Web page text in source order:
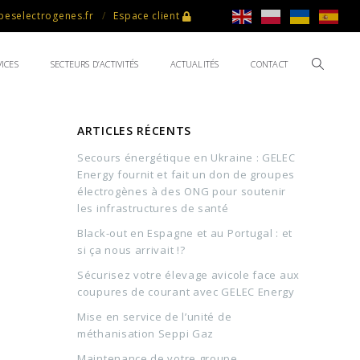
Espace client
SECTEURS D’ACTIVITÉS ACTUALITÉS CONTACT
ARTICLES RÉCENTS
Secours énergétique en Ukraine : GELEC
Energy fournit et fait un don de groupes
électrogènes à des ONG pour soutenir
les infrastructures de santé
Black-out en Espagne et au Portugal : et
si ça nous arrivait !?
Sécurisez votre élevage avicole face aux
coupures de courant avec GELEC Energy
Mise en service de l’unité de
méthanisation Seppi Gaz